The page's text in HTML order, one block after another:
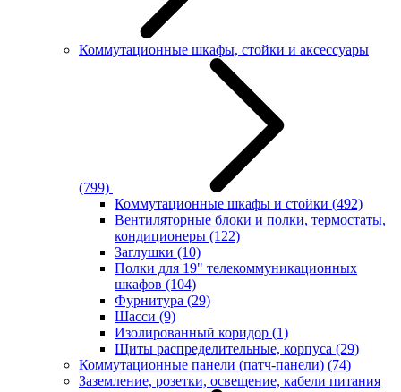
Коммутационные шкафы, стойки и аксессуары
(799)
Коммутационные шкафы и стойки (492)
Вентиляторные блоки и полки, термостаты,
кондиционеры (122)
Заглушки (10)
Полки для 19" телекоммуникационных
шкафов (104)
Фурнитура (29)
Шасси (9)
Изолированный коридор (1)
Щиты распределительные, корпуса (29)
Коммутационные панели (патч-панели) (74)
Заземление, розетки, освещение, кабели питания